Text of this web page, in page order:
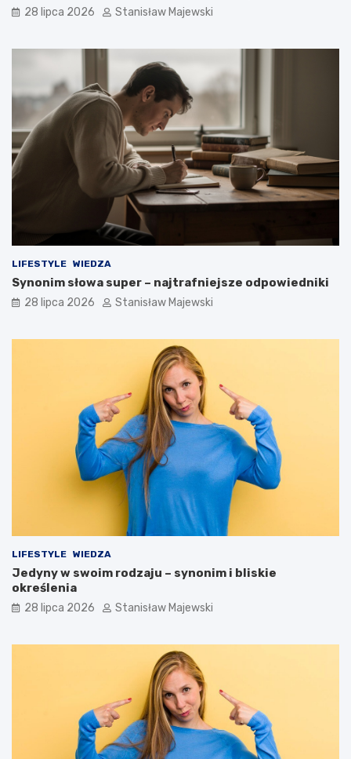
28 lipca 2026 Stanisław Majewski
LIFESTYLE WIEDZA
Synonim słowa super – najtrafniejsze odpowiedniki
28 lipca 2026 Stanisław Majewski
LIFESTYLE WIEDZA
Jedyny w swoim rodzaju – synonim i bliskie
określenia
28 lipca 2026 Stanisław Majewski